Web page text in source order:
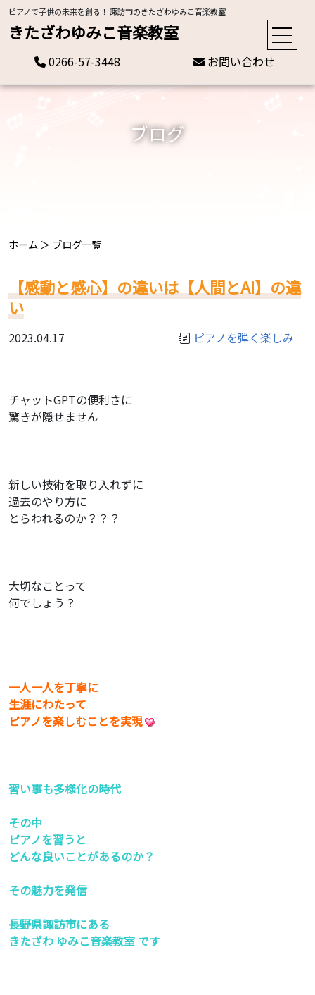
ピアノで子供の未来を創る！ 諏訪市のきたざわゆみこ音楽教室
きたざわゆみこ音楽教室
0266-57-3448 お問い合わせ
ブログ
ホーム ＞ ブログ一覧
【感動と感心】の違いは【人間とAI】の違
い
2023.04.17 ピアノを弾く楽しみ
チャットGPTの便利さに
驚きが隠せません
新しい技術を取り入れずに
過去のやり方に
とらわれるのか？？？
大切なことって
何でしょう？
一人一人を丁寧に
生涯にわたって
ピアノを楽しむことを実現
習い事も多様化の時代
その中
ピアノを習うと
どんな良いことがあるのか？
その魅力を発信
長野県諏訪市にある
きたざわ ゆみこ音楽教室 です